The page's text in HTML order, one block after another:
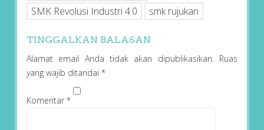
SMK Revolusi Industri 4.0
smk rujukan
TINGGALKAN BALASAN
Alamat email Anda tidak akan dipublikasikan. Ruas
yang wajib ditandai *
Komentar *